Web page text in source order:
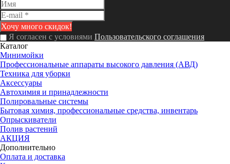
Я согласен с условиями Пользовательского соглашения
Каталог
Минимойки
Профессиональные аппараты высокого давления (АВД)
Техника для уборки
Аксессуары
Автохимия и принадлежности
Полировальные системы
Бытовая химия, профессиональные средства, инвентарь
Опрыскиватели
Полив растений
АКЦИЯ
Дополнительно
Оплата и доставка